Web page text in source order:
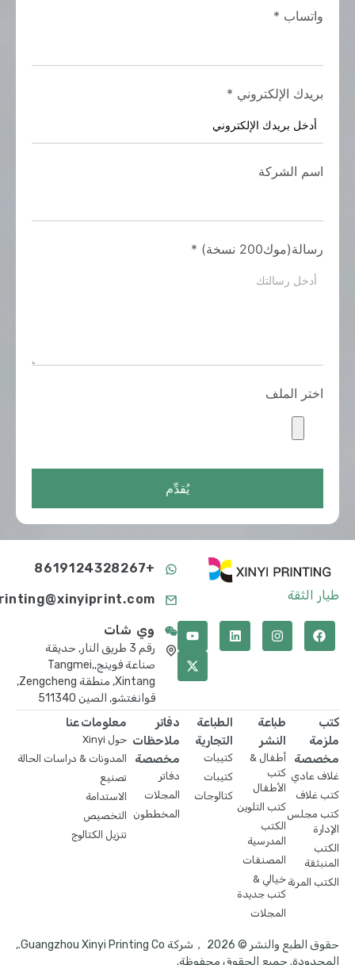
واتساب *
بريدك الإلكتروني *
اسم الشركة
رسالة(موك200 نسخة) *
اختر الملف
يُقدِّم
طيار الثقة
+8619124328267
printing@xinyiprint.com
وي شات
رقم 3 طريق النار, حديقة
صناعة فوينج,Tangmei,
Xintang, منطقة Zengcheng,
قوانغتشو, الصين 511340
كتب
ملزمة
مخصصة
غلاف عادي
كتب غلاف
كتب مجلس
الإدارة
الكتب
المنبثقة
الكتب المرنة
طباعة
النشر
أطفال &
كتب
الأطفال
كتب التلوين
الكتب
المدرسية
المصنفات
خيالي &
كتب جديدة
المجلات
الطباعة
التجارية
كتيبات
كتيبات
كتالوجات
دفاتر
ملاحظات
مخصصة
دفاتر
المجلات
المخططون
معلومات عنا
حول Xinyi
المدونات & دراسات الحالة
تصنيع
الاستدامة
التخصيص
تنزيل الكتالوج
حقوق الطبع والنشر © 2026 ，شركة Guangzhou Xinyi Printing Co.,
المحدودة. جميع الحقوق محفوظة.